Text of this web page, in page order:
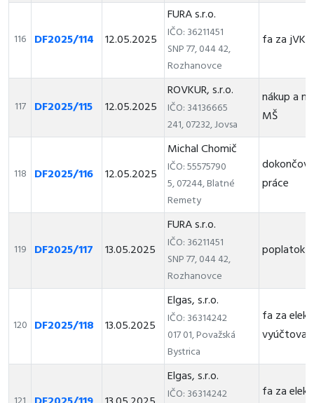
116 DF2025/114 12.05.2025
FURA s.r.o.
IČO: 36211451
SNP 77, 044 42,
Rozhanovce
fa za jVKK
117 DF2025/115 12.05.2025
ROVKUR, s.r.o.
IČO: 34136665
241, 07232, Jovsa
nákup a
MŠ
118 DF2025/116 12.05.2025
Michal Chomič
IČO: 55575790
5, 07244, Blatné
Remety
práce
119 DF2025/117 13.05.2025
FURA s.r.o.
IČO: 36211451
SNP 77, 044 42,
Rozhanovce
poplatok
120 DF2025/118 13.05.2025
Elgas, s.r.o.
IČO: 36314242
017 01, Považská
Bystrica
fa za
Elgas, s.r.o.
IČO: 36314242
fa za